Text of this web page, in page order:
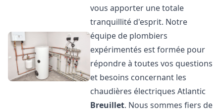
vous apporter une totale
tranquillité d'esprit. Notre
équipe de plombiers
expérimentés est formée pour
répondre à toutes vos questions
et besoins concernant les
chaudières électriques Atlantic
Breuillet. Nous sommes fiers de